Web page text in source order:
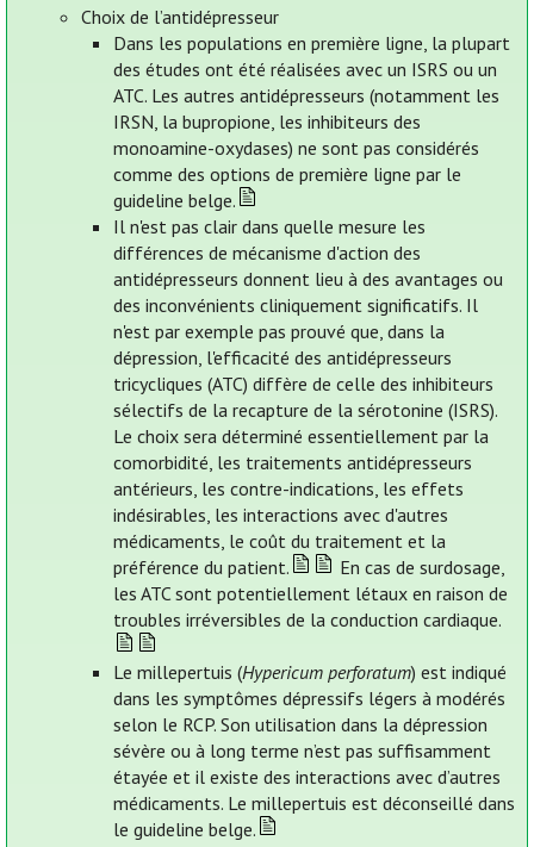
Choix de l’antidépresseur
Dans les populations en première ligne, la plupart
des études ont été réalisées avec un ISRS ou un
ATC. Les autres antidépresseurs (notamment les
IRSN, la bupropione, les inhibiteurs des
monoamine-oxydases) ne sont pas considérés
comme des options de première ligne par le
guideline belge.
Il n'est pas clair dans quelle mesure les
différences de mécanisme d'action des
antidépresseurs donnent lieu à des avantages ou
des inconvénients cliniquement significatifs. Il
n'est par exemple pas prouvé que, dans la
dépression, l'efficacité des antidépresseurs
tricycliques (ATC) diffère de celle des inhibiteurs
sélectifs de la recapture de la sérotonine (ISRS).
Le choix sera déterminé essentiellement par la
comorbidité, les traitements antidépresseurs
antérieurs, les contre-indications, les effets
indésirables, les interactions avec d'autres
médicaments, le coût du traitement et la
préférence du patient.
En cas de surdosage,
les ATC sont potentiellement létaux en raison de
troubles irréversibles de la conduction cardiaque.
Le millepertuis (Hypericum perforatum) est indiqué
dans les symptômes dépressifs légers à modérés
selon le RCP. Son utilisation dans la dépression
sévère ou à long terme n’est pas suffisamment
étayée et il existe des interactions avec d’autres
médicaments. Le millepertuis est déconseillé dans
le guideline belge.